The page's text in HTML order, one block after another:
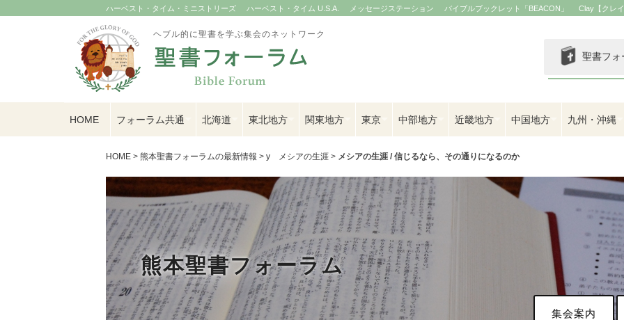
ハーベスト・タイム・ミニストリーズ ハーベスト・タイム U.S.A. メッセージステーション バイブルブックレット「BEACON」 Clay【クレ
ヘブル的に聖書を学ぶ集会のネットワーク
聖書フォ
HOME フォーラム共通 北海道 東北地方 関東地方 東京 中部地方 近畿地方 中国地方 九州・沖縄
HOME > 熊本聖書フォーラムの最新情報 > y メシアの生涯 > メシアの生涯 / 信じるなら、その通りになるのか
熊本聖書フォーラム
集会案内